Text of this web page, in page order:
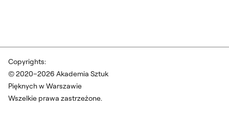
Copyrights:
© 2020–2026 Akademia Sztuk
Pięknych w Warszawie
Wszelkie prawa zastrzeżone.